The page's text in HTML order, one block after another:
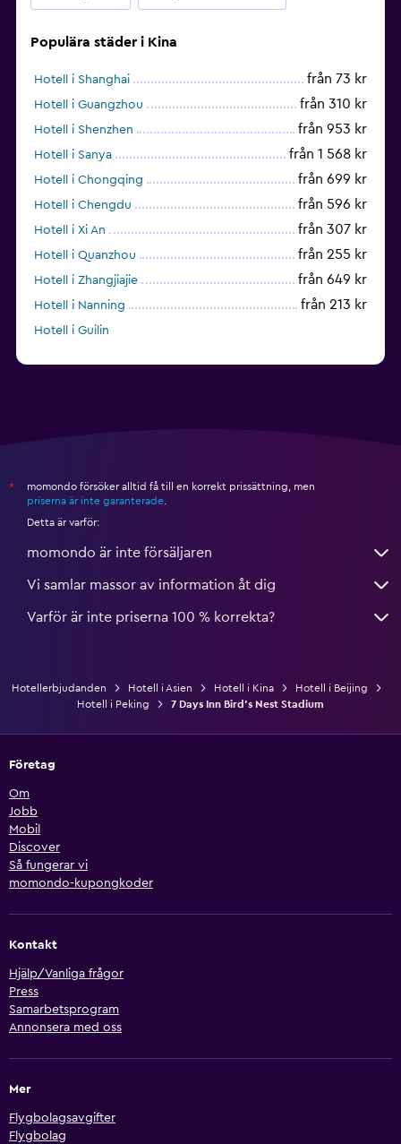
Populära städer i Kina
Hotell i Shanghai från 73 kr
Hotell i Guangzhou från 310 kr
Hotell i Shenzhen från 953 kr
Hotell i Sanya från 1 568 kr
Hotell i Chongqing från 699 kr
Hotell i Chengdu från 596 kr
Hotell i Xi An från 307 kr
Hotell i Quanzhou från 255 kr
Hotell i Zhangjiajie från 649 kr
Hotell i Nanning från 213 kr
Hotell i Guilin
*
momondo försöker alltid få till en korrekt prissättning, men
priserna är inte garanterade
Detta är varför:
momondo är inte försäljaren
Vi samlar massor av information åt dig
Varför är inte priserna 100 % korrekta?
Hotellerbjudanden Hotell i Asien Hotell i Kina
Hotell i Beijing
Hotell i Peking
7 Days Inn Bird's Nest Stadium
Företag
Om
Jobb
Mobil
Discover
Så fungerar vi
momondo-kupongkoder
Kontakt
Hjälp/Vanliga frågor
Press
Samarbetsprogram
Annonsera med oss
Mer
Flygbolagsavgifter
Flygbolag